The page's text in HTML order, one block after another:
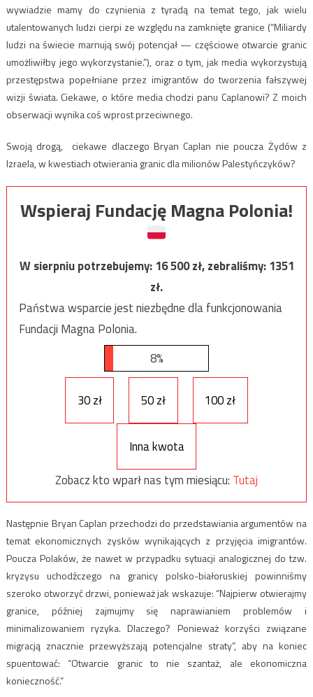
wywiadzie mamy do czynienia z tyradą na temat tego, jak wielu
utalentowanych ludzi cierpi ze względu na zamknięte granice (“Miliardy
ludzi na świecie marnują swój potencjał — częściowe otwarcie granic
umożliwiłby jego wykorzystanie.”), oraz o tym, jak media wykorzystują
przestępstwa popełniane przez imigrantów do tworzenia fałszywej
wizji świata. Ciekawe, o które media chodzi panu Caplanowi? Z moich
obserwacji wynika coś wprost przeciwnego.
Swoją drogą, ciekawe dlaczego Bryan Caplan nie poucza Żydów z
Izraela, w kwestiach otwierania granic dla milionów Palestyńczyków?
Wspieraj Fundację Magna Polonia!
W sierpniu potrzebujemy:16 500zł, zebraliśmy:1351
zł.
Państwa wsparcie jest niezbędne dla funkcjonowania
Fundacji Magna Polonia.
8%
30 zł 50 zł 100 zł
Inna kwota
Zobacz kto wparł nas tym miesiącu: Tutaj
Następnie Bryan Caplan przechodzi do przedstawiania argumentów na
temat ekonomicznych zysków wynikających z przyjęcia imigrantów.
Poucza Polaków, że nawet w przypadku sytuacji analogicznej do tzw.
kryzysu uchodźczego na granicy polsko-białoruskiej powinniśmy
szeroko otworzyć drzwi, ponieważ jak wskazuje: “Najpierw otwierajmy
granice, później zajmujmy się naprawianiem problemów i
minimalizowaniem ryzyka. Dlaczego? Ponieważ korzyści związane
migracją znacznie przewyższają potencjalne straty”, aby na koniec
spuentować: “Otwarcie granic to nie szantaż, ale ekonomiczna
konieczność.”